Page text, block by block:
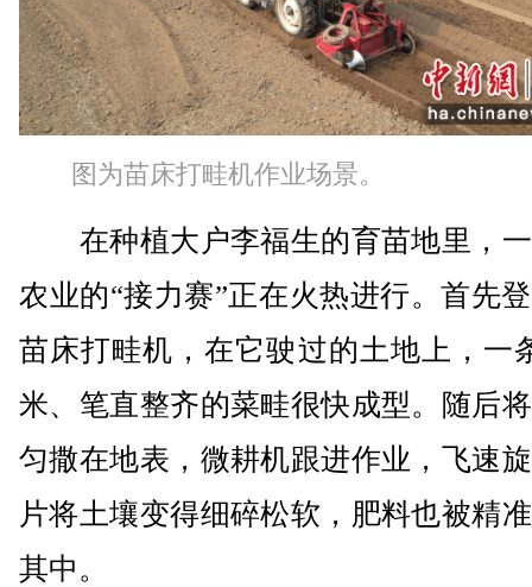
图为苗床打畦机作业场景。
在种植大户李福生的育苗地里，
农业的“接力赛”正在火热进行。首先
苗床打畦机，在它驶过的土地上，一
米、笔直整齐的菜畦很快成型。随后
匀撒在地表，微耕机跟进作业，飞速
片将土壤变得细碎松软，肥料也被精
其中。